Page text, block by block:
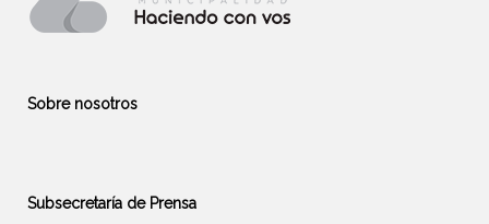
Sobre nosotros
Subsecretaría de Prensa